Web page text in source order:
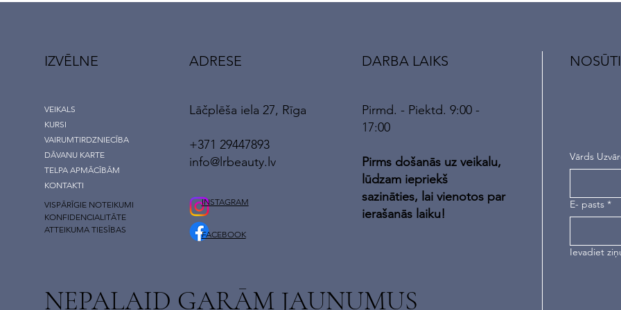
IZVĒLNE
VEIKALS
KURSI
VAIRUMTIRDZNIECĪBA
DĀVANU KARTE
TELPA APMĀCĪBĀM
KONTAKTI
VISPĀRĪGIE NOTEIKUMI
KONFIDENCIALITĀTE
ATTEIKUMA TIESĪBAS
ADRESE
Lāčplēša iela 27, Rīga
+371 29447893
info@lrbeauty.lv
INSTAGRAM
FACEBOOK
DARBA LAIKS
Pirmd. - Piektd. 9:00 -
17:00
Pirms došanās uz veikalu,
lūdzam iepriekš
sazināties, lai vienotos par
ierašanās laiku!
Vārds
E- pasts *
Ievadiet
NEPALAID GARĀM JAUNUMUS